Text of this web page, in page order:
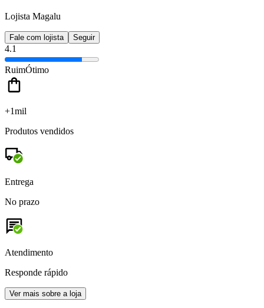
Lojista Magalu
Fale com lojista Seguir
4.1
RuimÓtimo
+1mil
Produtos vendidos
Entrega
No prazo
Atendimento
Responde rápido
Ver mais sobre a loja